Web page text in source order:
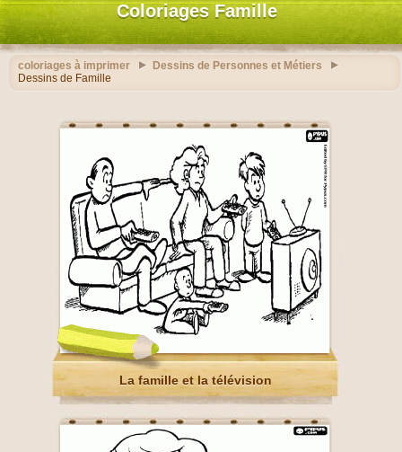
Coloriages Famille
coloriages à imprimer
Dessins de Personnes et Métiers
Dessins de Famille
La famille et la télévision